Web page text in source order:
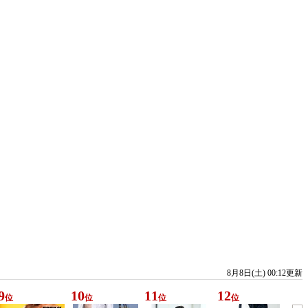
8月8日(土) 00:12更新
位 10位 11 位 12位